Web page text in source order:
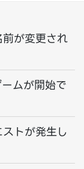
が変更され
ムが開始で
トが発生し